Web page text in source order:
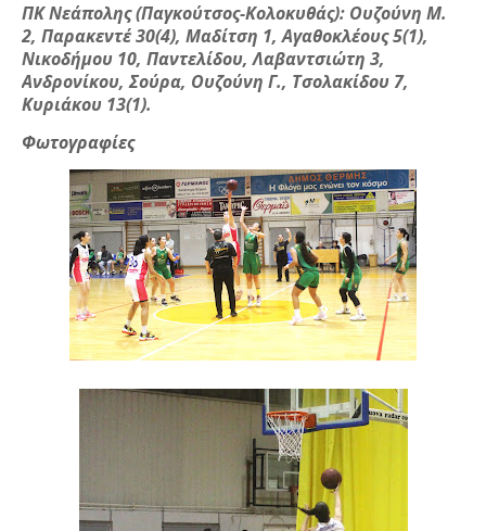
ΠΚ Νεάπολης (Παγκούτσος-Κολοκυθάς): Ουζούνη Μ.
2, Παρακεντέ 30(4), Μαδίτση 1, Αγαθοκλέους 5(1),
Νικοδήμου 10, Παντελίδου, Λαβαντσιώτη 3,
Ανδρονίκου, Σούρα, Ουζούνη Γ., Τσολακίδου 7,
Κυριάκου 13(1).
Φωτογραφίες